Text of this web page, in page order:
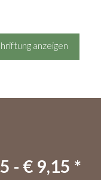
anzeigen
- € 9,15 *